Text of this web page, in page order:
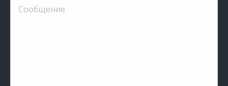
Сообщение